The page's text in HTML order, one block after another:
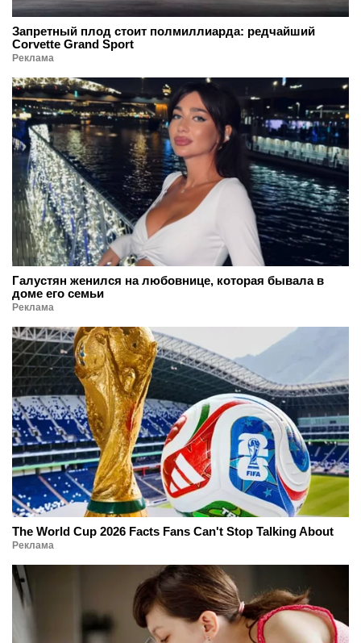
Запретный плод стоит полмиллиарда: редчайший
Corvette Grand Sport
Реклама
Галустян женился на любовнице, которая бывала в
доме его семьи
Реклама
The World Cup 2026 Facts Fans Can't Stop Talking About
Реклама